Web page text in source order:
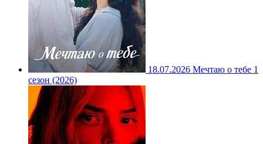
18.07.2026 Мечтаю о тебе 1
сезон (2026)